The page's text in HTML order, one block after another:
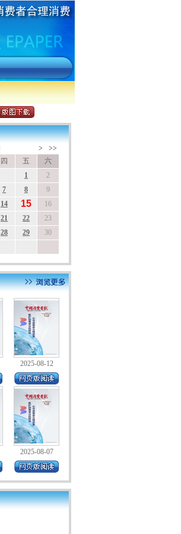
2025-08-12
2025-08-07